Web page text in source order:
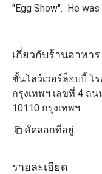
"Egg Show".  He
เกี่ยวกับร้านอาหาร
ชั้นโลว์เวอร์ล็อบบี้ โ
กรุงเทพฯ เลขที่ 4 ถ
10110 กรุงเทพฯ
คัดลอกที่อยู่
รายละเอียด